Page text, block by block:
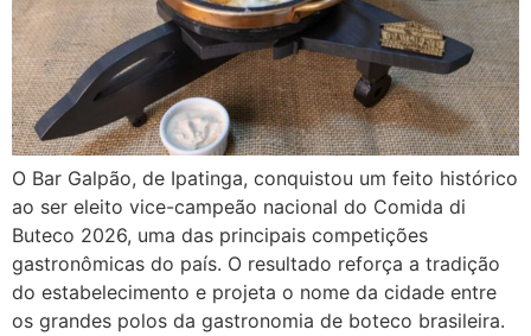
O Bar Galpão, de Ipatinga, conquistou um feito histórico
ao ser eleito vice-campeão nacional do Comida di
Buteco 2026, uma das principais competições
gastronômicas do país. O resultado reforça a tradição
do estabelecimento e projeta o nome da cidade entre
os grandes polos da gastronomia de boteco brasileira.